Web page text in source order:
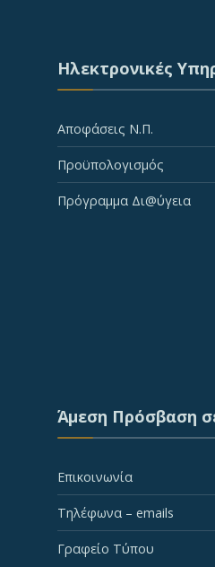
Ηλεκτρονικές
Αποφάσεις Ν.Π.
Προϋπολογισμός
Πρόγραμμα Δι@ύγεια
Άμεση Πρόσβαση
Επικοινωνία
Τηλέφωνα – emails
Γραφείο Τύπου